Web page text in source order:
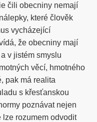
čili obecniny nemají
které člověk
vycházející
že obecniny mají
v jistém smyslu
věcí, hmotného
pak má realita
s křesťanskou
poznávat nejen
lze rozumem odvodit